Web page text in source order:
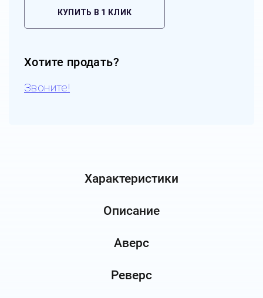
КУПИТЬ В 1 КЛИК
Хотите продать?
Звоните!
Характеристики
Описание
Аверс
Реверс